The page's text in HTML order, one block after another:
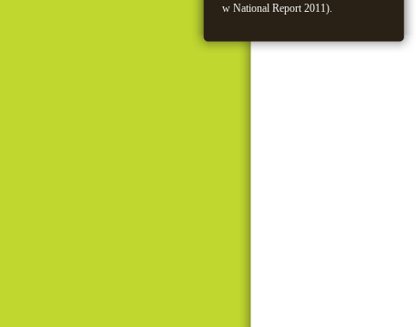
w National Report 2011).